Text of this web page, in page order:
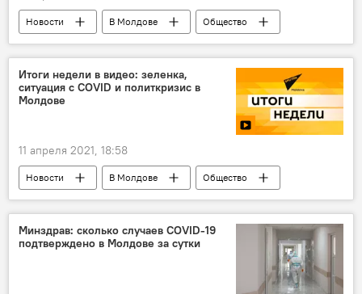
Новости В Молдове Общество
Итоги недели в видео: зеленка,
ситуация с COVID и политкризис в
Молдове
11 апреля 2021, 18:58
Новости В Молдове
Общество
Политика
Мультимедиа Видео
Минздрав: сколько случаев COVID-19
подтверждено в Молдове за сутки